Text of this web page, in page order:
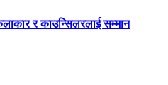
र काउन्सिलरलाई सम्मान